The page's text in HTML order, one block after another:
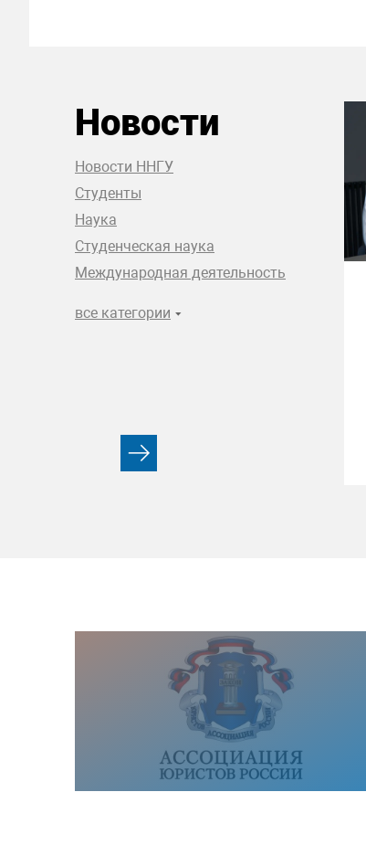
Новости
Новости ННГУ
Студенты
Наука
Студенческая наука
Международная деятельность
все категории